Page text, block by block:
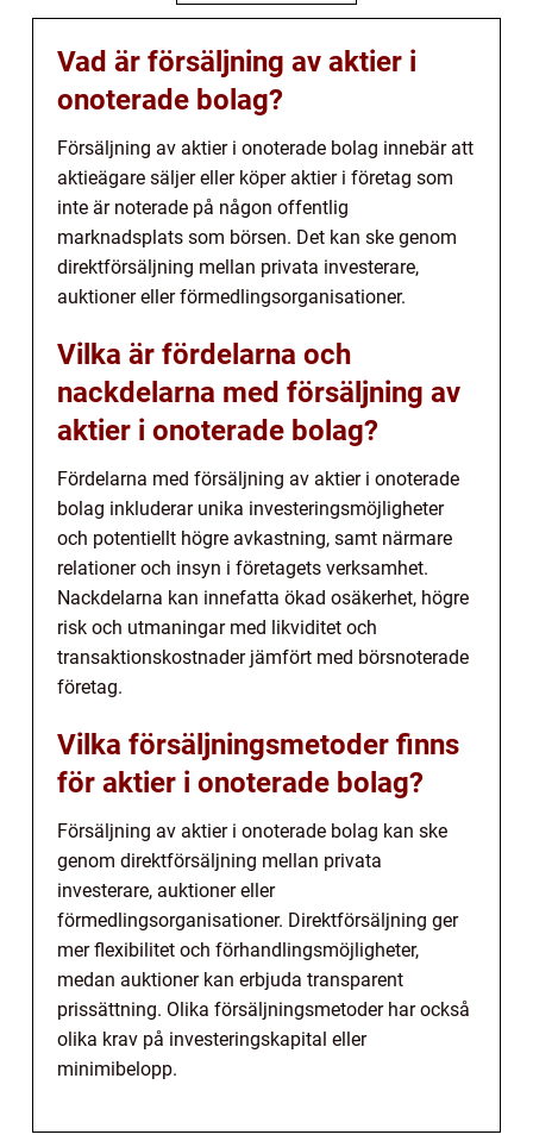
Vad är försäljning av aktier i
onoterade bolag?
Försäljning av aktier i onoterade bolag innebär att
aktieägare säljer eller köper aktier i företag som
inte är noterade på någon offentlig
marknadsplats som börsen. Det kan ske genom
direktförsäljning mellan privata investerare,
auktioner eller förmedlingsorganisationer.
Vilka är fördelarna och
nackdelarna med försäljning av
aktier i onoterade bolag?
Fördelarna med försäljning av aktier i onoterade
bolag inkluderar unika investeringsmöjligheter
och potentiellt högre avkastning, samt närmare
relationer och insyn i företagets verksamhet.
Nackdelarna kan innefatta ökad osäkerhet, högre
risk och utmaningar med likviditet och
transaktionskostnader jämfört med börsnoterade
företag.
Vilka försäljningsmetoder finns
för aktier i onoterade bolag?
Försäljning av aktier i onoterade bolag kan ske
genom direktförsäljning mellan privata
investerare, auktioner eller
förmedlingsorganisationer. Direktförsäljning ger
mer flexibilitet och förhandlingsmöjligheter,
medan auktioner kan erbjuda transparent
prissättning. Olika försäljningsmetoder har också
olika krav på investeringskapital eller
minimibelopp.